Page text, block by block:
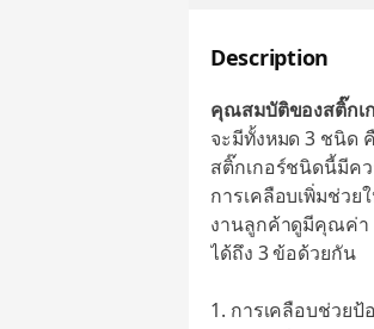
Description
คุณสมบัติของสติ๊กเ
จะมีทั้งหมด 3 ชนิด
สติ๊กเกอร์ชนิดนี้มีคว
การเคลือบเพิ่มช่วย
งานลูกค้าดูมีคุณค่า
ได้ถึง 3 ข้อด้วยกัน
1. การเคลือบช่วย